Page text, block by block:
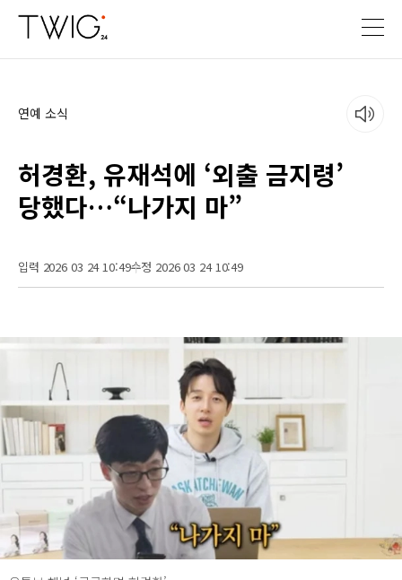
연예 소식
허경환, 유재석에 ‘외출 금지령’
당했다…“나가지 마”
입력 2026 03 24 10:49수정 2026 03 24 10:49